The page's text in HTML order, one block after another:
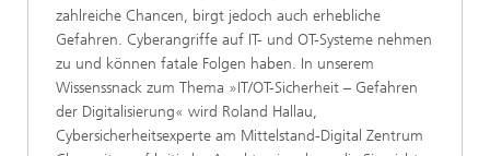
zahlreiche Chancen, birgt jedoch auch erhebliche
Gefahren. Cyberangriffe auf IT- und OT-Systeme nehmen
zu und können fatale Folgen haben. In unserem
Wissenssnack zum Thema »IT/OT-Sicherheit – Gefahren
der Digitalisierung« wird Roland Hallau,
Cybersicherheitsexperte am Mittelstand-Digital Zentrum